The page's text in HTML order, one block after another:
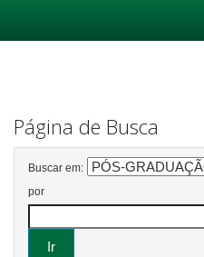
Página de Busca
Buscar em:
por